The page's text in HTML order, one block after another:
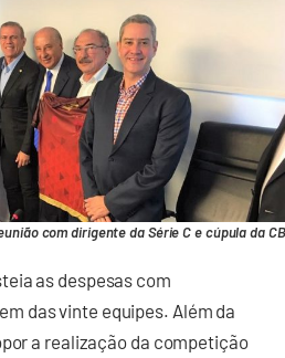
com dirigente da Série C e cúpula da
as despesas com
das vinte equipes. Além da
a realização da competição